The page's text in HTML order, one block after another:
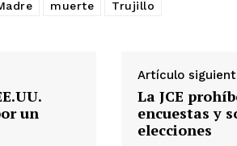
muerte Trujillo
un
Artículo
La JCE
encuestas y
elecciones